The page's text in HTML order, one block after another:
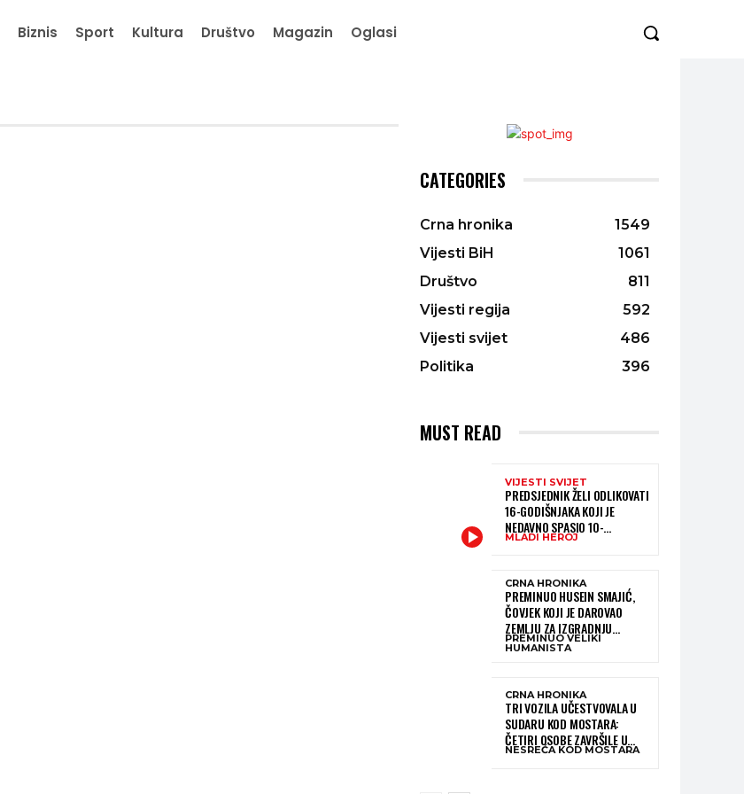
Biznis Sport Kultura Društvo Magazin Oglasi
CATEGORIES
Crna hronika
1549
Vijesti BiH
1061
Društvo
811
Vijesti regija
592
Vijesti svijet
486
Politika
396
MUST READ
VIJESTI SVIJET
PREDSJEDNIK ŽELI ODLIKOVATI
16-GODIŠNJAKA KOJI JE
NEDAVNO SPASIO 10-
GODIŠNJEG DJEČAKA IZ
MLADI HEROJ
CRNA HRONIKA
PREMINUO HUSEIN SMAJIĆ,
ČOVJEK KOJI JE DAROVAO
ZEMLJU ZA IZGRADNJU
KATOLIČKE CRKVE U BUGOJNU
PREMINUO VELIKI
HUMANISTA
CRNA HRONIKA
TRI VOZILA UČESTVOVALA U
SUDARU KOD MOSTARA:
ČETIRI OSOBE ZAVRŠILE U
BOLNICI
NESREĆA KOD MOSTARA